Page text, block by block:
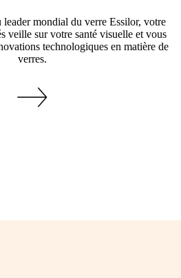
leader mondial du verre Essilor, votre
veille sur votre santé visuelle et vous
technologiques en matière de
verres.